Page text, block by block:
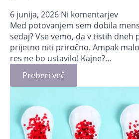
6 junija, 2026 Ni komentarjev
Med potovanjem sem dobila
sedaj? Vse vemo, da v tistih dneh
prijetno niti priročno. Ampak
res ne bo ustavilo! Kajne?…
Preberi več